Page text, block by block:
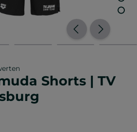
von 0 von 5 Sternen
Shorts | TV